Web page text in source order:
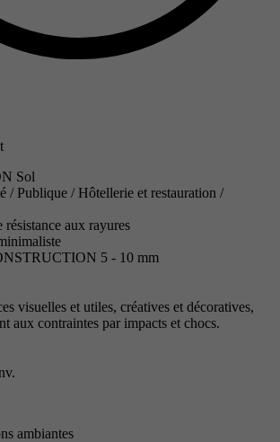
Sol
/ Publique / Hôtellerie et restauration /
résistance aux rayures
5 - 10 mm
visuelles et utiles, créatives et décoratives,
aux contraintes par impacts et chocs.
ambiantes